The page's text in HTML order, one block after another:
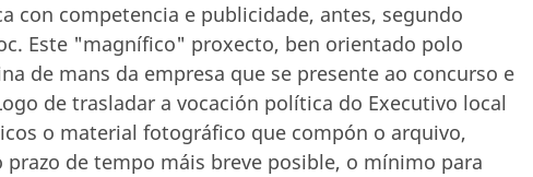
con competencia e publicidade, antes, segundo
Este "magnífico" proxecto, ben orientado polo
de mans da empresa que se presente ao concurso e
de trasladar a vocación política do Executivo local
o material fotográfico que compón o arquivo,
de tempo máis breve posible, o mínimo para